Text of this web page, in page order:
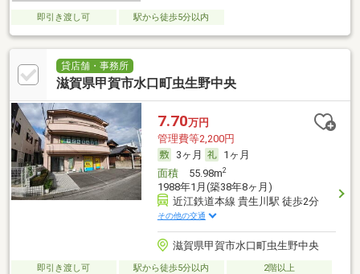
即引き渡し可 駅から徒歩5分以内
貸店舗・事務所
滋賀県甲賀市水口町虫生野中央
7.70万円
管理費等2,200円
3ヶ月
1ヶ月
面積55.98m2
1988年1月(築38年8ヶ月)
近江鉄道本線 貴生川駅 徒歩2分
その他の交通
滋賀県甲賀市水口町虫生野中央
即引き渡し可 駅から徒歩5分以内 2階以上